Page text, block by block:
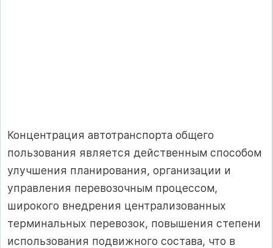
Концентрация автотранспорта общего
пользования является действенным способом
улучшения планирования, организации и
управления перевозочным процессом,
широкого внедрения централизованных
терминальных перевозок, повышения степени
использования подвижного состава, что в